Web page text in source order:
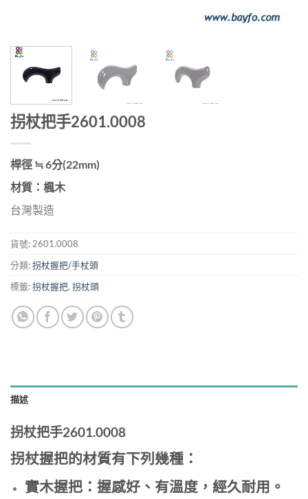
拐杖把手2601.0008
桿徑 ≒ 6分(22mm)
材質：楓木
台灣製造
貨號: 2601.0008
分類:拐杖握把/手杖頭
標籤:拐杖握把, 拐杖頭
描述
拐杖把手2601.0008
拐杖握把的材質有下列幾種：
實木握把：握感好、有溫度，經久耐用。